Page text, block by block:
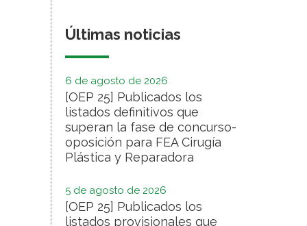
Últimas noticias
6 de agosto de 2026
[OEP 25] Publicados los
listados definitivos que
superan la fase de concurso-
oposición para FEA Cirugía
Plástica y Reparadora
5 de agosto de 2026
[OEP 25] Publicados los
listados provisionales que